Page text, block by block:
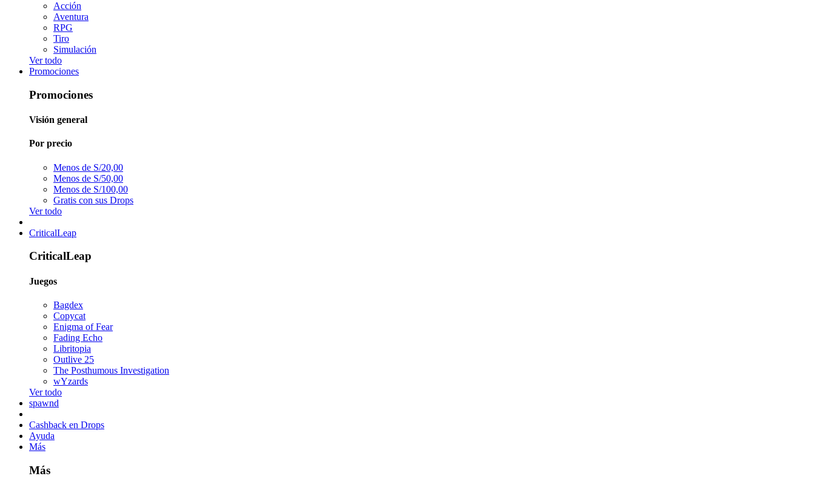
Acción
Aventura
RPG
Tiro
Simulación
Ver todo
Promociones
Promociones
Visión general
Por precio
Menos de S/20,00
Menos de S/50,00
Menos de S/100,00
Gratis con sus Drops
Ver todo
CriticalLeap
CriticalLeap
Juegos
Bagdex
Copycat
Enigma of Fear
Fading Echo
Libritopia
Outlive 25
The Posthumous Investigation
wYzards
Ver todo
spawnd
Cashback en Drops
Ayuda
Más
Más